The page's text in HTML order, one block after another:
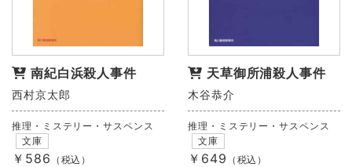
南紀白浜殺人事件
西村京太郎
推理・ミステリー・サスペンス
文庫
￥586 （税込）
天草御所浦殺人事件
木谷恭介
推理・ミステリー・サスペンス
文庫
￥649 （税込）